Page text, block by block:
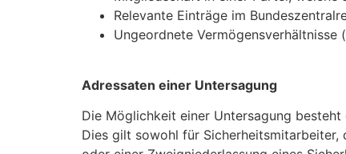
Relevante Einträge im
Ungeordnete Vermögensverhältnisse
Adressaten einer Untersagung
Die Möglichkeit einer Untersagung
Dies gilt sowohl für Sicherheitsmitarbeiter,